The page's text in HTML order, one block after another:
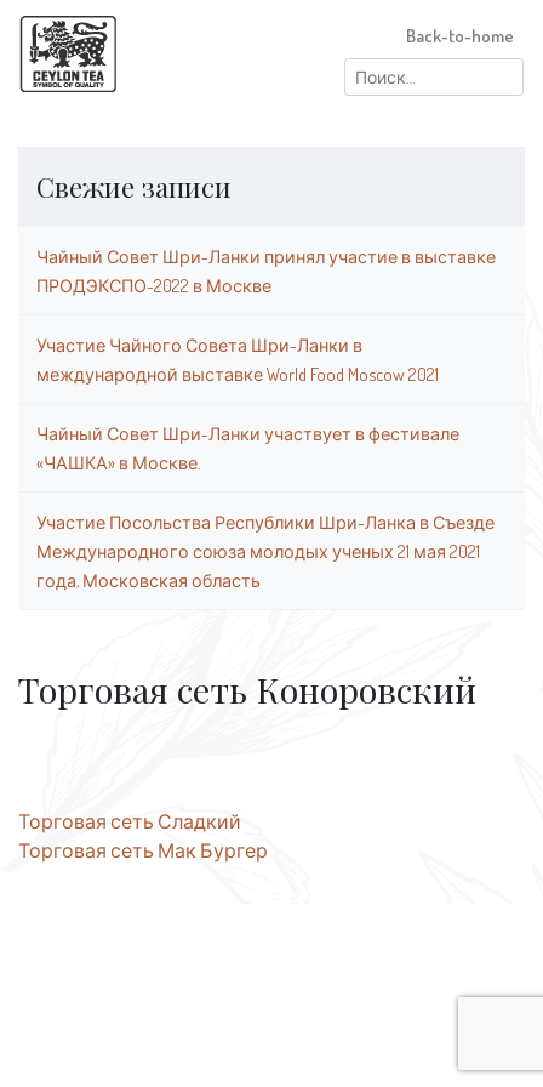
Найти:
Back-to-home
Свежие записи
Чайный Совет Шри-Ланки принял участие в выставке
ПРОДЭКСПО-2022 в Москве
Участие Чайного Совета Шри-Ланки в
международной выставке World Food Moscow 2021
Чайный Совет Шри-Ланки участвует в фестивале
«ЧАШКА» в Москве.
Участие Посольства Республики Шри-Ланка в Съезде
Международного союза молодых ученых 21 мая 2021
года, Московская область
Торговая сеть Коноровский
Навигация
по
Торговая сеть Сладкий
Торговая сеть Мак Бургер